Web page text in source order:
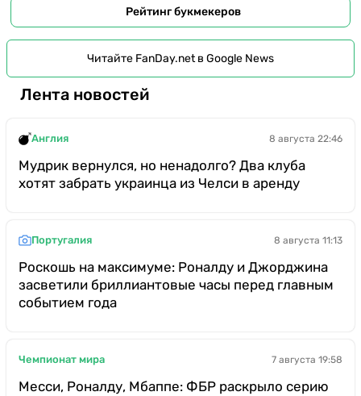
Рейтинг букмекеров
Читайте FanDay.net в Google News
Лента новостей
Англия 8 августа 22:46
Мудрик вернулся, но ненадолго? Два клуба
хотят забрать украинца из Челси в аренду
Португалия 8 августа 11:13
Роскошь на максимуме: Роналду и Джорджина
засветили бриллиантовые часы перед главным
событием года
Чемпионат мира 7 августа 19:58
Месси, Роналду, Мбаппе: ФБР раскрыло серию